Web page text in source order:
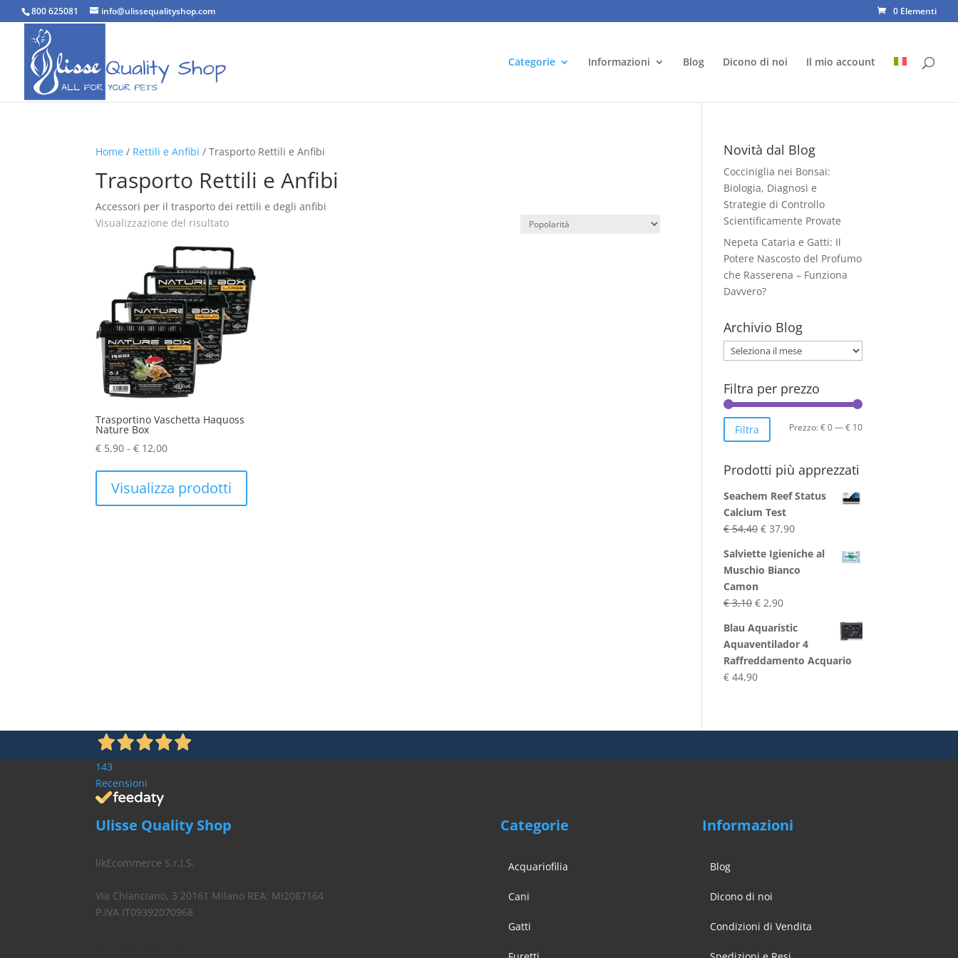
800 625081 info@ulissequalityshop.com 0 Elementi
Categorie Informazioni Blog Dicono di noi Il mio account
Home / Rettili e Anfibi / Trasporto Rettili e Anfibi
Trasporto Rettili e Anfibi
Accessori per il trasporto dei rettili e degli anfibi
Visualizzazione del risultato
Trasportino Vaschetta Haquoss
Nature Box
€ 5,90 - € 12,00Fascia
da
Visualizza prodotti
Novità dal Blog
Cocciniglia nei Bonsai:
Biologia, Diagnosi e
Strategie di Controllo
Scientificamente Provate
Nepeta Cataria e Gatti: Il
Potere Nascosto del Profumo
che Rasserena – Funziona
Davvero?
Archivio Blog
Archivio
Blog
Filtra per prezzo
Prezzo
Prezzo
Filtra Prezzo:€ 0—€ 10
Prodotti più apprezzati
Seachem Reef Status
Calcium Test
€54,40 Il
originale
era:
€ 37,90Il
attuale
è:
Salviette Igieniche al
Muschio Bianco
Camon
€3,10 Il
originale
era:
€ 3,10.
€ 2,90Il
attuale
è:
€ 2,90.
Blau Aquaristic
Aquaventilador 4
Raffreddamento Acquario
€ 44,90
143
Recensioni
Ulisse Quality Shop
likEcommerce S.r.l.S.
Via Chianciano, 3 20161 Milano REA: MI2087164
P.IVA IT09392070968
Categorie
Acquariofilia
Cani
Gatti
Informazioni
Blog
Dicono di noi
Condizioni di Vendita